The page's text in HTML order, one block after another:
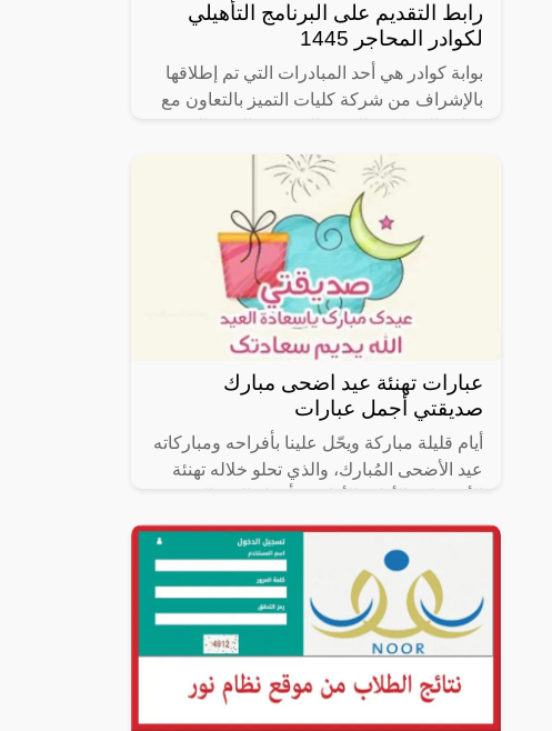
رابط التقديم على البرنامج التأهيلي
لكوادر المحاجر 1445
بوابة كوادر هي أحد المبادرات التي تم إطلاقها
بالإشراف من شركة كليات التميز بالتعاون مع
صندوق تنمية الموارد البشرية،
عبارات تهنئة عيد اضحى مبارك
صديقتي أجمل عبارات
أيام قليلة مباركة ويحّل علينا بأفراحه ومباركاته
عيد الأضحى المُبارك، والذي تحلو خلاله تهنئة
وصلة الأرحام مع